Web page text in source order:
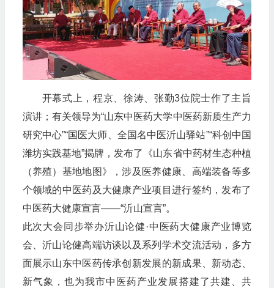
开幕式上，程京、徐涛、张勤3位院士作了主旨
演讲；有关领导为“山东中医药大学中医药新质生产力
研究中心”“国医大师、全国名中医沂山驿站”“科创中国
潍坊实践基地”揭牌，发布了《山东省中药材生态种植
（养殖）基地地图》，涉及医养健康、高端装备等多
个领域的中医药及大健康产业项目进行签约，发布了
中医药大健康宣言——“沂山宣言”。
此次大会同步举办沂山论健·中医药大健康产业博览
会、沂山论健高端访谈以及系列学术交流活动，多方
面展示山东中医药传承创新发展的新成果、新动态、
新气象，也为我市中医药产业发展搭建了共建、共